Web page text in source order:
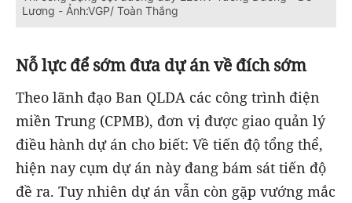
Lương - Ảnh:VGP/ Toàn Thắng
Nỗ lực để sớm đưa dự án về đích sớm
Theo lãnh đạo Ban QLDA các công trình điện
miền Trung (CPMB), đơn vị được giao quản lý
điều hành dự án cho biết: Về tiến độ tổng thể,
hiện nay cụm dự án này đang bám sát tiến độ
đề ra. Tuy nhiên dự án vẫn còn gặp vướng mắc